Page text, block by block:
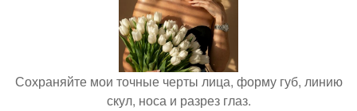
Сохраняйте мои точные черты лица, форму губ, линию
скул, носа и разрез глаз.